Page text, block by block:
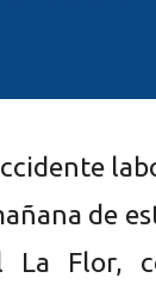
de
La Flor,